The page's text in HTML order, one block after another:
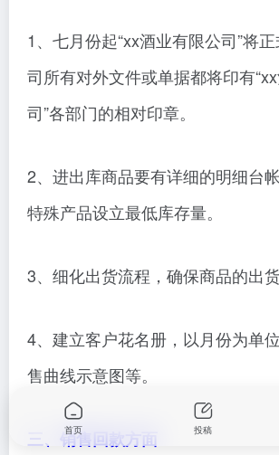
1、七月份起“xx酒业有限公司”将
司所有对外文件或单据都将印有
司”各部门的相对印章。
2、进出库商品要有详细的明细台
特殊产品设立最低库存量。
3、细化出货流程，确保商品的出货
4、建立客户花名册，以月份为单
售曲线示意图等。
三、销售回款方面
首页 投稿